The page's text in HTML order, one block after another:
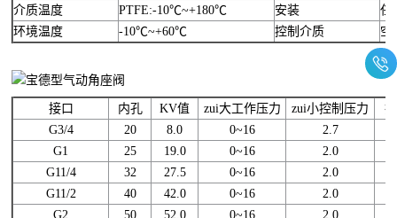
介质温度
PTFE:-10℃~+180℃ 安装
任
环境温度
-10℃~+60℃ 控制介质 空
接口 内孔 KV值 zui大工作压力 zui小控制压力
G3/4
20 8.0 0~16
2.7
G1
25 19.0 0~16
2.0
G11/4
32 27.5 0~16
2.0
G11/2
40 42.0 0~16
2.0
G2
50 52.0 0~16
2.0